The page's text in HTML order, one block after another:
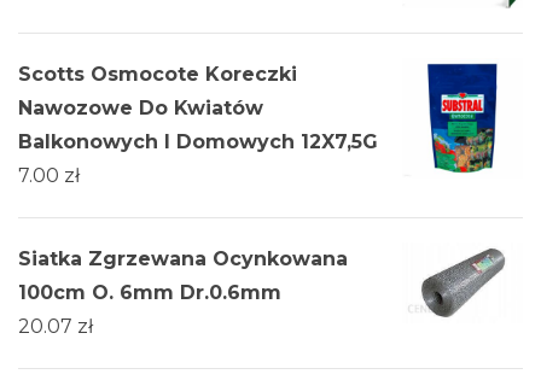
Scotts Osmocote Koreczki
Nawozowe Do Kwiatów
Balkonowych I Domowych 12X7,5G
7.00 zł
Siatka Zgrzewana Ocynkowana
100cm O. 6mm Dr.0.6mm
20.07 zł